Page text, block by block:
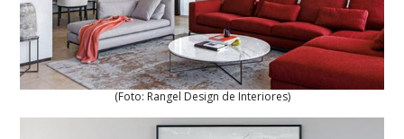
(Foto: Rangel Design de Interiores)